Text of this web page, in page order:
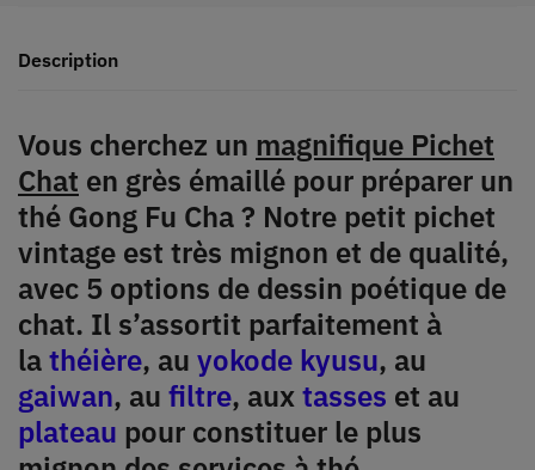
Description
Vous cherchez un magnifique Pichet
Chat en grès émaillé pour préparer un
thé Gong Fu Cha ? Notre petit pichet
vintage est très mignon et de qualité,
avec 5 options de dessin poétique de
chat. Il s’assortit parfaitement à
lathéière, au yokode kyusu, au
gaiwan, au filtre, auxtasses et au
plateau pour constituer le plus